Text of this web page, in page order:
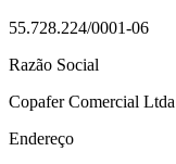
55.728.224/0001-06
Razão Social
Copafer Comercial Ltda
Endereço